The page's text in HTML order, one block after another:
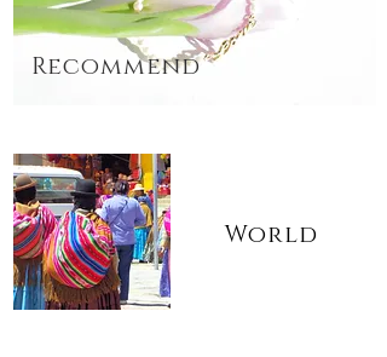
Recommend
World